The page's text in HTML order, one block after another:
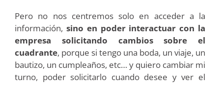
Pero no nos centremos solo en acceder a la
información, sino en poder interactuar con la
empresa solicitando cambios sobre el
cuadrante, porque si tengo una boda, un viaje, un
bautizo, un cumpleaños, etc… y quiero cambiar mi
turno, poder solicitarlo cuando desee y ver el